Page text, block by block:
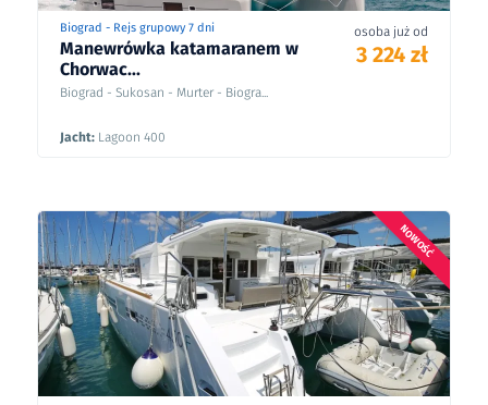
Biograd - Rejs grupowy 7 dni
Manewrówka katamaranem w
Chorwac...
Biograd - Sukosan - Murter - Biogra...
Jacht: Lagoon 400
osoba już od
3 224 zł
NOWOŚĆ